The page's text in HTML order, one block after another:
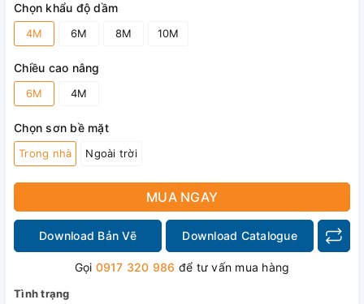
Chọn khẩu độ dầm
4M 6M 8M 10M
Chiều cao nâng
6M 4M
Chọn sơn bề mặt
Trong nhà Ngoài trời
MUA NGAY
Download Bản Vẽ Download Catalogue
Gọi 0917 320 986 để tư vấn mua hàng
Tình trạng